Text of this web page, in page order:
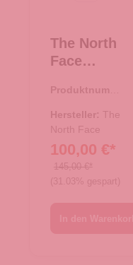
The North
Face
e/Rucksac
k Base
Camp
Duffel S
Evergreen-
TNF Black
Produktnumme
Hersteller: The
North Face
100,00 €*
145,00 €*
(31.03% gespart)